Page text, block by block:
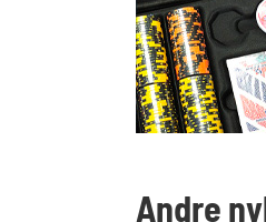
Andre